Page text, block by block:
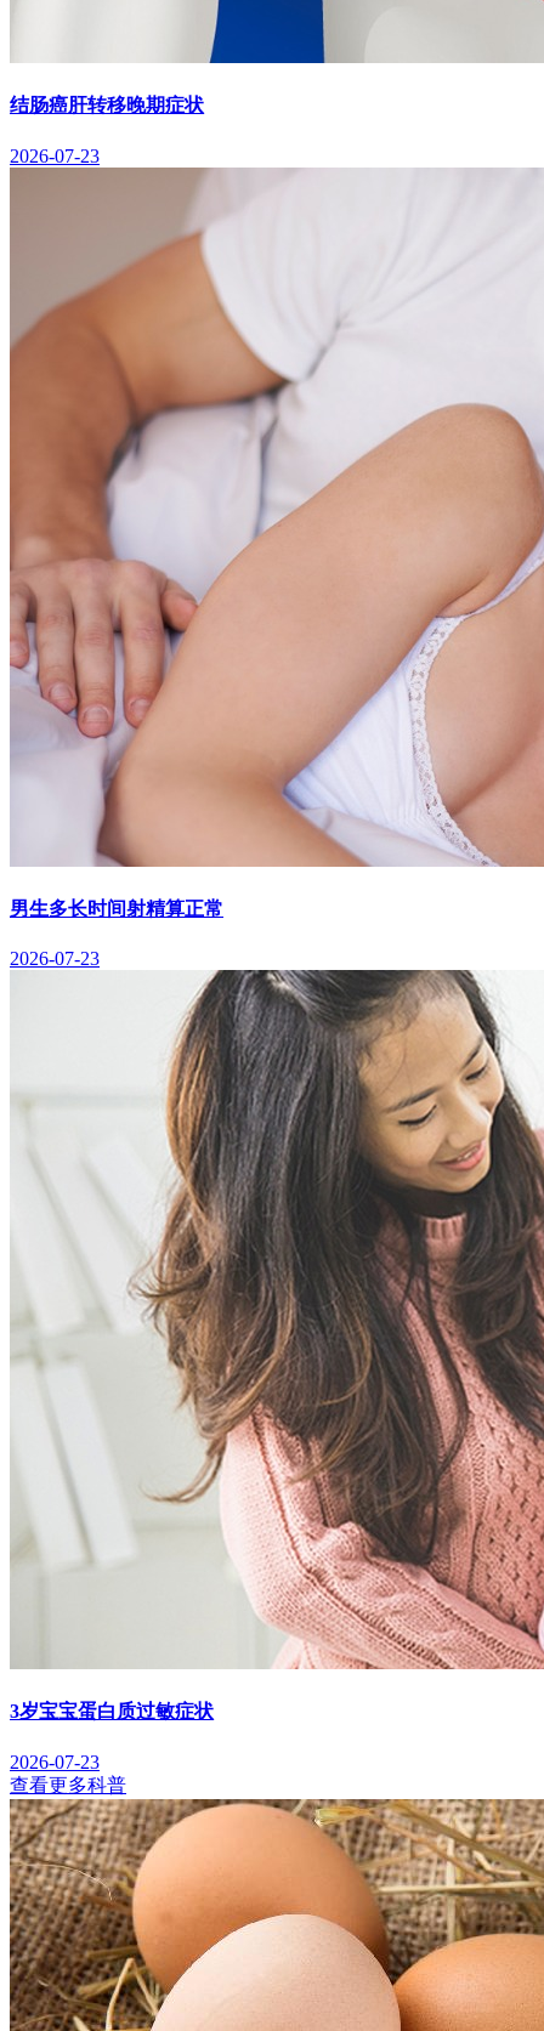
结肠癌肝转移晚期症状
2026-07-23
男生多长时间射精算正常
2026-07-23
3岁宝宝蛋白质过敏症状
2026-07-23
查看更多科普